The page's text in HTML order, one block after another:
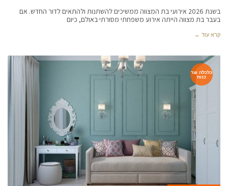
בשנת 2026 אירועי בת המצווה ממשיכים להשתנות ולהתאים לדור החדש. אם
בעבר בת מצווה הייתה אירוע משפחתי מסורתי באולם, כיום
קרא עוד ←
כלכלה וצר
כנות